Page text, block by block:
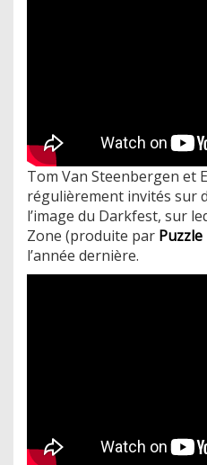
Tom Van Steenbergen et
régulièrement invités sur
l’image du Darkfest, sur
Zone (produite par
l’année dernière.